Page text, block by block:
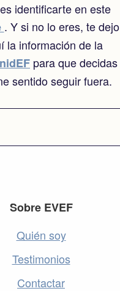
identificarte en este
. Y si no lo eres, te dejo
la información de la
para que decidas
sentido seguir fuera.
Sobre EVEF
Quién soy
Testimonios
Contactar